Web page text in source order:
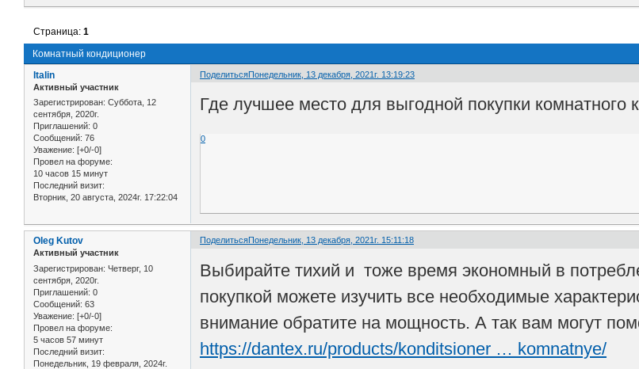
Комнатный кондиционер
Страница:1
ПоделитьсяПонедельник, 13 декабря, 2021г. 13:19:23
Italin
Активный участник
Зарегистрирован: Суббота, 12
сентября, 2020г.
Приглашений: 0
Сообщений: 76
Уважение: [+0/-0]
Провел на форуме:
10 часов 15 минут
Последний визит:
Вторник, 20 августа, 2024г. 17:22:04
Где лучшее место для выгодной покупки комнатного
0
ПоделитьсяПонедельник, 13 декабря, 2021г. 15:11:18
Oleg Kutov
Активный участник
Зарегистрирован: Четверг, 10
сентября, 2020г.
Приглашений: 0
Сообщений: 63
Уважение: [+0/-0]
Провел на форуме:
5 часов 57 минут
Последний визит:
Понедельник, 19 февраля, 2024г.
Выбирайте тихий и тоже время экономный в
покупкой можете изучить все необходимые
внимание обратите на мощность. А так вам могут
https://dantex.ru/products/konditsioner … komnatnye/